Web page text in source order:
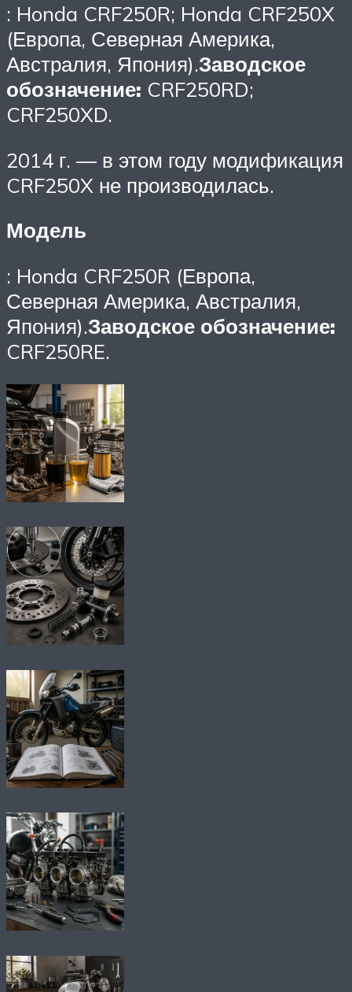
: Honda CRF250R; Honda CRF250X
(Европа, Северная Америка,
Австралия, Япония).Заводское
обозначение: CRF250RD;
CRF250XD.
2014 г. — в этом году модификация
CRF250X не производилась.
Модель
: Honda CRF250R (Европа,
Северная Америка, Австралия,
Япония).Заводское обозначение:
CRF250RE.